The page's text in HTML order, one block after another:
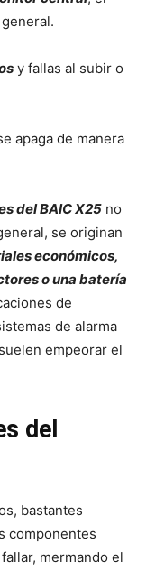
y fallas al subir o
apaga de manera
del BAIC X25 no
se originan
económicos,
o una batería
de
de alarma
empeorar el
del
bastantes
componentes
mermando el